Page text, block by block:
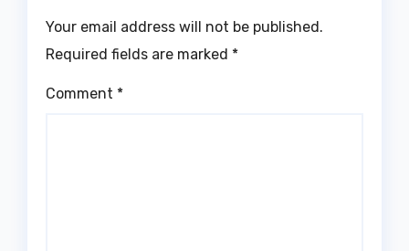
Your email address will not be published.
Required fields are marked *
Comment *